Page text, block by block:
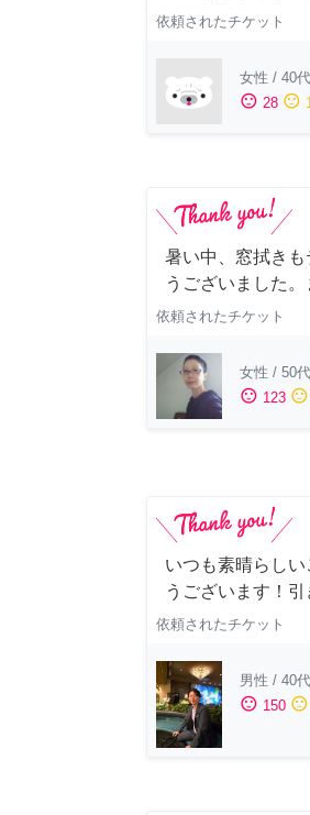
依頼されたチケット
女性 / 40代
sentiment_satisfied 28 sentiment_neutral
暑い中、窓拭き
うございました
依頼されたチケット
女性 / 50代
sentiment_satisfied 123 sentiment_neutral
いつも素晴らし
うございます！
依頼されたチケット
男性 / 40代
sentiment_satisfied 150 sentiment_neutral